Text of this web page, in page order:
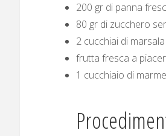
200 gr di panna
80 gr di zucchero
2 cucchiai di
frutta fresca a
1 cucchiaio di